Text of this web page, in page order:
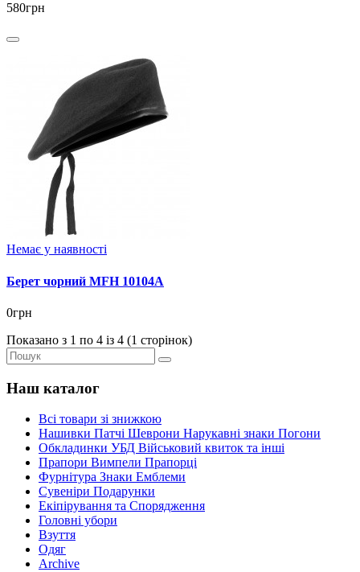
580грн
Немає у наявності
Берет чорний MFH 10104A
0грн
Показано з 1 по 4 із 4 (1 сторінок)
Наш каталог
Всі товари зі знижкою
Нашивки Патчі Шеврони Нарукавні знаки Погони
Обкладинки УБД Військовий квиток та інші
Прапори Вимпели Прапорці
Фурнітура Знаки Емблеми
Сувеніри Подарунки
Екіпірування та Спорядження
Головні убори
Взуття
Одяг
Archive